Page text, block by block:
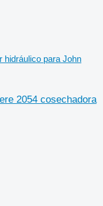
hidráulico para John
2054 cosechadora